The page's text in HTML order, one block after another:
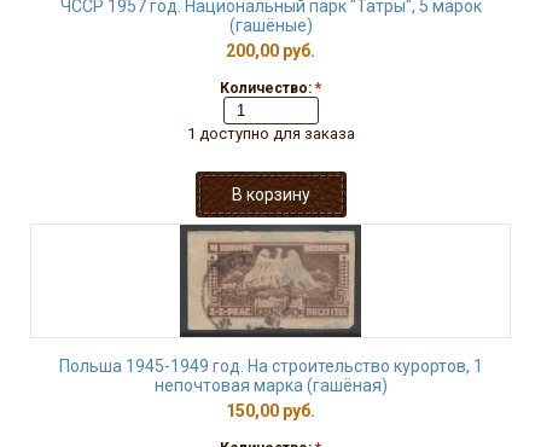
ЧССР 1957 год. Национальный парк "Татры", 5 марок
(гашёные)
200,00 руб.
Количество: *
1 доступно для заказа
Польша 1945-1949 год. На строительство курортов, 1
непочтовая марка (гашёная)
150,00 руб.